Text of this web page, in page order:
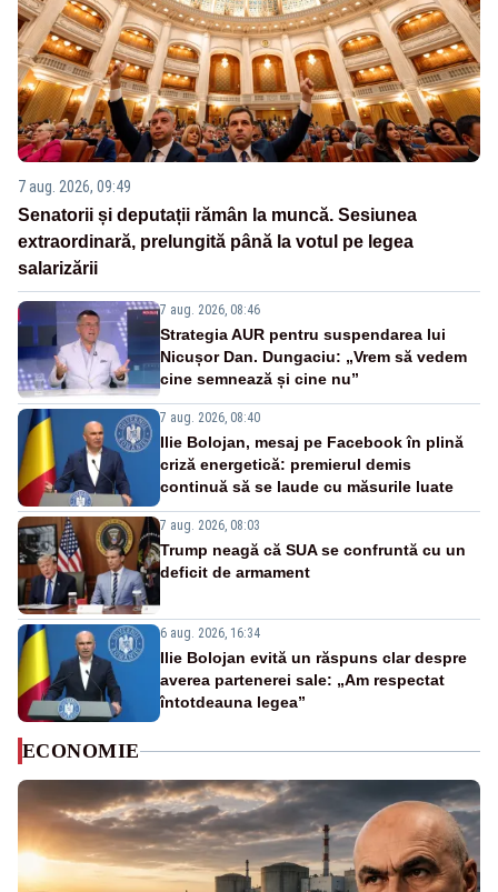
7 aug. 2026, 09:49
Senatorii și deputații rămân la muncă. Sesiunea
extraordinară, prelungită până la votul pe legea
salarizării
7 aug. 2026, 08:46
Strategia AUR pentru suspendarea lui
Nicușor Dan. Dungaciu: „Vrem să vedem
cine semnează și cine nu”
7 aug. 2026, 08:40
Ilie Bolojan, mesaj pe Facebook în plină
criză energetică: premierul demis
continuă să se laude cu măsurile luate
7 aug. 2026, 08:03
Trump neagă că SUA se confruntă cu un
deficit de armament
6 aug. 2026, 16:34
Ilie Bolojan evită un răspuns clar despre
averea partenerei sale: „Am respectat
întotdeauna legea”
ECONOMIE